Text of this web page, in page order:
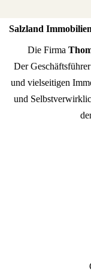
Salzland Immobilien
Die Firma
Der
und vielseitigen
und